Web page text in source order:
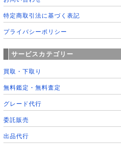
特定商取引法に基づく表記
プライバシーポリシー
サービスカテゴリー
買取・下取り
無料鑑定・無料査定
グレード代行
委託販売
出品代行